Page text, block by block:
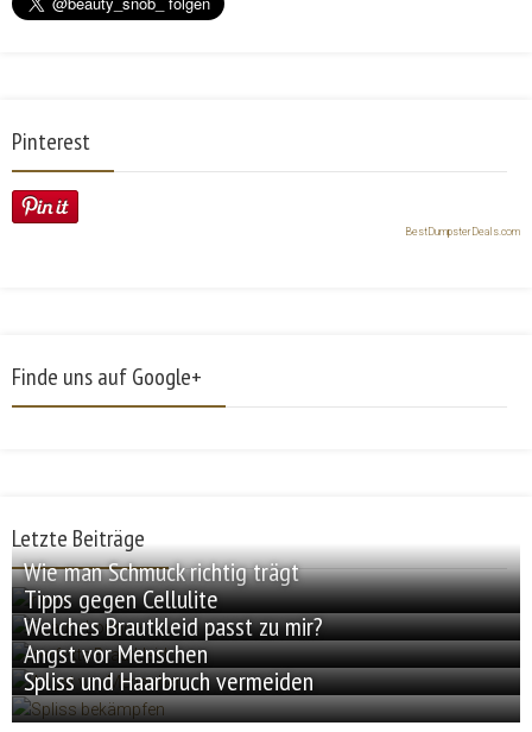
Pinterest
BestDumpsterDeals.com
Finde uns auf Google+
Letzte Beiträge
Wie man Schmuck richtig trägt
Tipps gegen Cellulite
Welches Brautkleid passt zu mir?
Angst vor Menschen
Spliss und Haarbruch vermeiden